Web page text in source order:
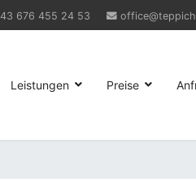
676 455 24 53
Leistungen Preise